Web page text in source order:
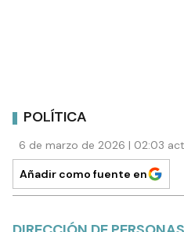
POLÍTICA
6 de marzo de 2026 | 02:03
Añadir como fuente en